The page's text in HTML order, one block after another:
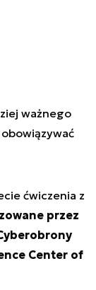
ważnego
obowiązywać
ćwiczenia z
przez
Center of